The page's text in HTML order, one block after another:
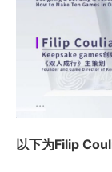
以下为Filip